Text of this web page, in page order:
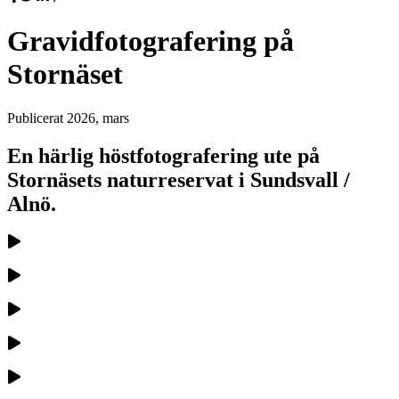
Gravidfotografering på
Stornäset
Publicerat 2026, mars
En härlig höstfotografering ute på
Stornäsets naturreservat i Sundsvall /
Alnö.